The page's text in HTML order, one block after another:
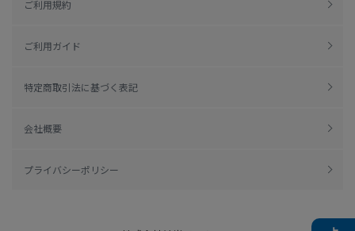
ご利用規約
ご利用ガイド
特定商取引法に基づく表記
会社概要
プライバシーポリシー